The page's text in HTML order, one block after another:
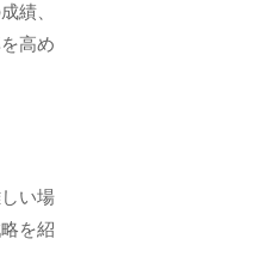
績、
高め
い場
を紹